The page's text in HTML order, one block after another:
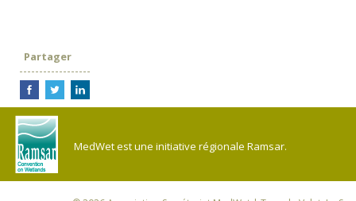
Partager
MedWet est une initiative régionale Ramsar.